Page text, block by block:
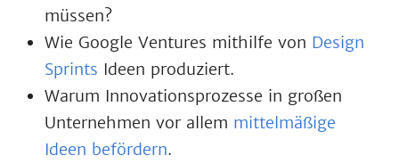
müssen?
Wie Google Ventures mithilfe von Design
Sprints Ideen produziert.
Warum Innovationsprozesse in großen
Unternehmen vor allem mittelmäßige
Ideen befördern.